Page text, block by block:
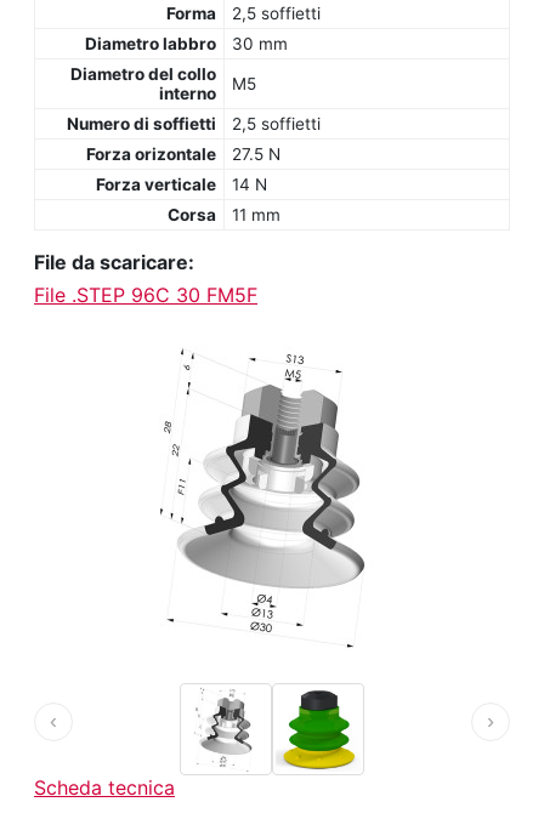
Forma
2,5 soffietti
Diametro labbro
30 mm
Diametro del collo
interno
M5
Numero di soffietti
2,5 soffietti
Forza orizontale
27.5 N
Forza verticale
14 N
Corsa
11 mm
File da scaricare:
File .STEP 96C 30 FM5F
‹ ›
Scheda tecnica